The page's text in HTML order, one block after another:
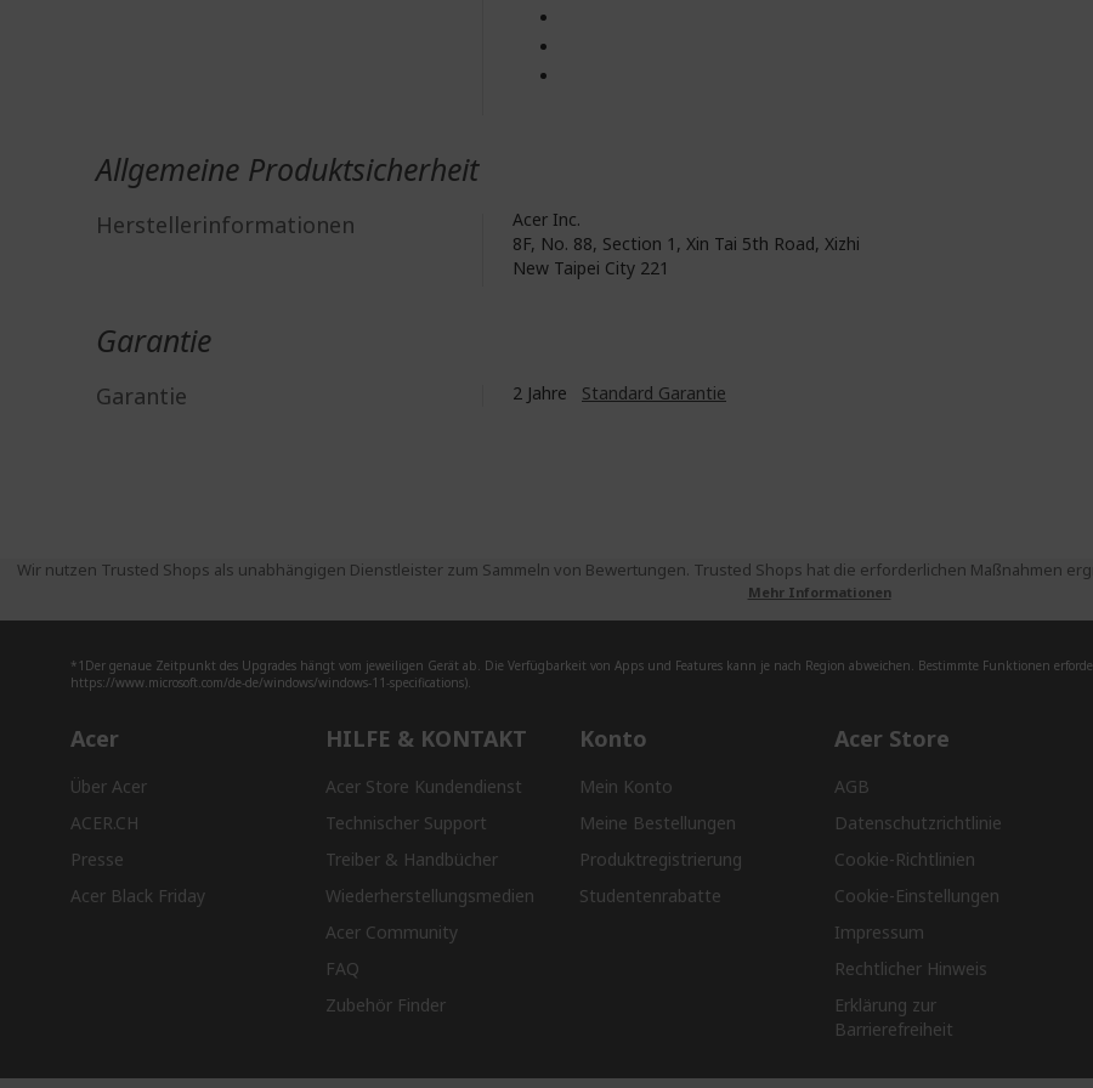
Allgemeine Produktsicherheit
Herstellerinformationen
Acer Inc.
8F, No. 88, Section 1, Xin Tai 5th Road, Xizhi
New Taipei City 221
Garantie
Garantie 2 Jahre Standard Garantie
Wir nutzen Trusted Shops als unabhängigen Dienstleister zum Sammeln von Bewertungen. Trusted Shops hat die erforderlichen Maßnahmen
Mehr Informationen
*1Der genaue Zeitpunkt des Upgrades hängt vom jeweiligen Gerät ab. Die Verfügbarkeit von Apps und Features kann je nach Region abweichen. Bestimmte Funktionen
https://www.microsoft.com/de-de/windows/windows-11-specifications).
Acer
Über Acer
ACER.CH
Presse
Acer Black Friday
HILFE & KONTAKT
Acer Store Kundendienst
Technischer Support
Treiber & Handbücher
Wiederherstellungsmedien
Acer Community
FAQ
Zubehör Finder
Konto
Mein Konto
Meine Bestellungen
Produktregistrierung
Studentenrabatte
Acer Store
AGB
Datenschutzrichtlinie
Cookie-Richtlinien
Cookie-Einstellungen
Impressum
Rechtlicher Hinweis
Erklärung zur
Barrierefreiheit